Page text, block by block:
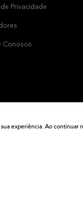
de Privacidade
Conosco
experiência. Ao continuar